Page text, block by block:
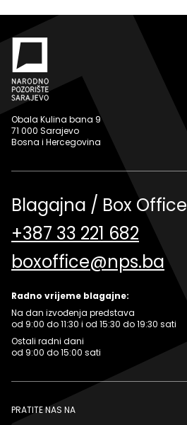
Obala Kulina bana 9
71 000 Sarajevo
Bosna i Hercegovina
Blagajna / Box Office
+387 33 221 682
boxoffice@nps.ba
Radno vrijeme blagajne:
Na dan izvođenja predstava
od 9:00 do 11:30 i od 15:30 do 19:30 sati
Ostali radni dani
od 9:00 do 15:00 sati
PRATITE NAS NA